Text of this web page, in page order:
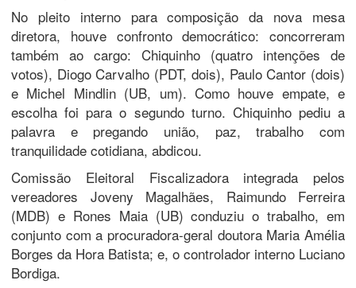
No pleito interno para composição da nova mesa
diretora, houve confronto democrático: concorreram
também ao cargo: Chiquinho (quatro intenções de
votos), Diogo Carvalho (PDT, dois), Paulo Cantor (dois)
e Michel Mindlin (UB, um). Como houve empate, e
escolha foi para o segundo turno. Chiquinho pediu a
palavra e pregando união, paz, trabalho com
tranquilidade cotidiana, abdicou.
Comissão Eleitoral Fiscalizadora integrada pelos
vereadores Joveny Magalhães, Raimundo Ferreira
(MDB) e Rones Maia (UB) conduziu o trabalho, em
conjunto com a procuradora-geral doutora Maria Amélia
Borges da Hora Batista; e, o controlador interno Luciano
Bordiga.